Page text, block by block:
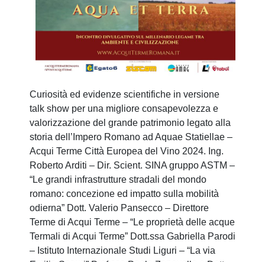
Curiosità ed evidenze scientifiche in versione
talk show per una migliore consapevolezza e
valorizzazione del grande patrimonio legato alla
storia dell’Impero Romano ad Aquae Statiellae –
Acqui Terme Città Europea del Vino 2024. Ing.
Roberto Arditi – Dir. Scient. SINA gruppo ASTM –
“Le grandi infrastrutture stradali del mondo
romano: concezione ed impatto sulla mobilità
odierna” Dott. Valerio Pansecco – Direttore
Terme di Acqui Terme – “Le proprietà delle acque
Termali di Acqui Terme” Dott.ssa Gabriella Parodi
– Istituto Internazionale Studi Liguri – “La via